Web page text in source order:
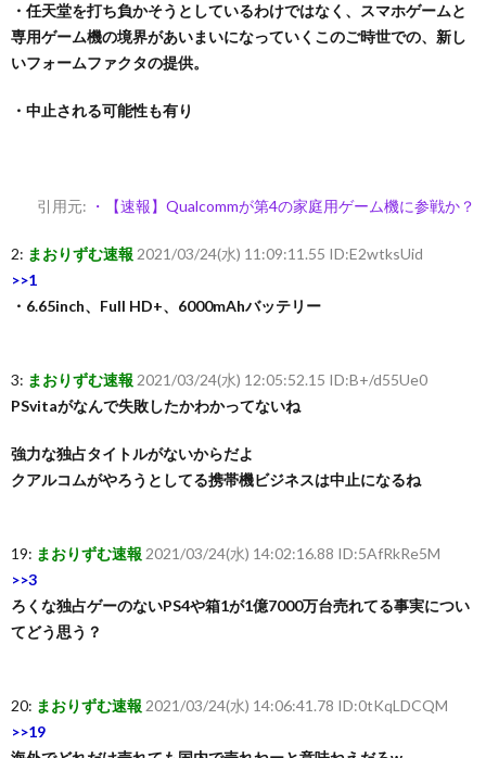
・任天堂を打ち負かそうとしているわけではなく、スマホゲームと
専用ゲーム機の境界があいまいになっていくこのご時世での、新し
いフォームファクタの提供。
・中止される可能性も有り
引用元: ・【速報】Qualcommが第4の家庭用ゲーム機に参戦か？
2: まおりずむ速報 2021/03/24(水) 11:09:11.55 ID:E2wtksUid
>>1
・6.65inch、Full HD+、6000mAhバッテリー
3: まおりずむ速報 2021/03/24(水) 12:05:52.15 ID:B+/d55Ue0
PSvitaがなんで失敗したかわかってないね
強力な独占タイトルがないからだよ
クアルコムがやろうとしてる携帯機ビジネスは中止になるね
19: まおりずむ速報 2021/03/24(水) 14:02:16.88 ID:5AfRkRe5M
>>3
ろくな独占ゲーのないPS4や箱1が1億7000万台売れてる事実につい
てどう思う？
20: まおりずむ速報 2021/03/24(水) 14:06:41.78 ID:0tKqLDCQM
>>19